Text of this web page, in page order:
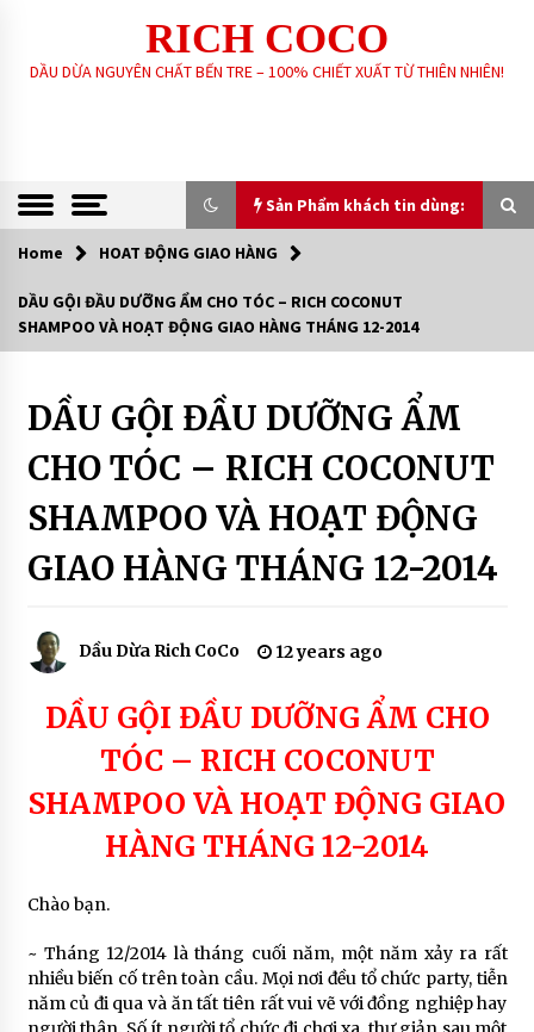
content
RICH COCO
DẦU DỪA NGUYÊN CHẤT BẾN TRE – 100% CHIẾT XUẤT TỪ THIÊN NHIÊN!
Sản Phẩm khách tin dùng:
Sản Phẩm khách tin dùng:
GIA CÔNG SẢN XUẤT SOAP XÀ PHÒNG SINH
6 years ago
DẦU DỪA NGUYÊN CHẤT – RICH COCO
7 years ago
XÀ PHÒNG SINH DƯỢC THIÊN NHIÊN – RICH
COCO SOAP
7 years ago
RICH SKIN
7 years ago
Home HOAT ĐỘNG GIAO HÀNG
DẦU GỘI ĐẦU DƯỠNG ẨM CHO TÓC – RICH COCONUT
SHAMPOO VÀ HOẠT ĐỘNG GIAO HÀNG THÁNG 12-2014
Dầu
gội
dưỡng
tóc
dừa
HOAT
ĐỘNG
GIAO
DẦU GỘI ĐẦU DƯỠNG ẨM
CHO TÓC – RICH COCONUT
SHAMPOO VÀ HOẠT ĐỘNG
GIAO HÀNG THÁNG 12-2014
Dầu Dừa Rich CoCo 12 years ago
DẦU GỘI ĐẦU DƯỠNG ẨM CHO
TÓC – RICH COCONUT
SHAMPOO VÀ HOẠT ĐỘNG GIAO
HÀNG THÁNG 12-2014
Chào bạn.
~ Tháng 12/2014 là tháng cuối năm, một năm xảy ra rất
nhiều biến cố trên toàn cầu. Mọi nơi đều tổ chức party, tiễn
năm củ đi qua và ăn tất tiên rất vui vẽ với đồng nghiệp hay